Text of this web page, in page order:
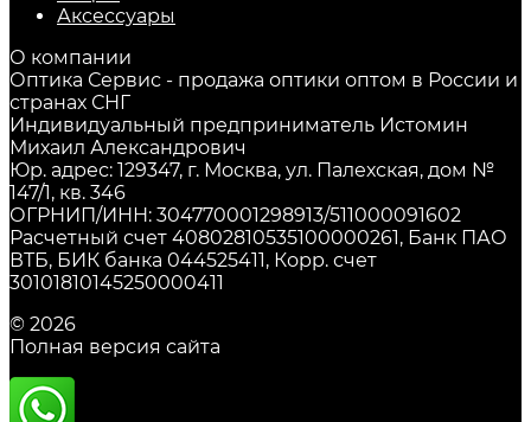
Аксессуары
О компании
Оптика Сервис - продажа оптики оптом в России и
странах СНГ
Индивидуальный предприниматель Истомин
Михаил Александрович
Юр. адрес: 129347, г. Москва, ул. Палехская, дом №
147/1, кв. 346
ОГРНИП/ИНН: 304770001298913/511000091602
Расчетный счет 40802810535100000261, Банк ПАО
ВТБ, БИК банка 044525411, Корр. счет
30101810145250000411
© 2026
Полная версия сайта